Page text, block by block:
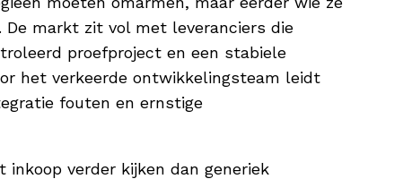
markt zit vol met leveranciers die
proefproject en een stabiele
het verkeerde ontwikkelingsteam leidt
fouten en ernstige
inkoop verder kijken dan generiek